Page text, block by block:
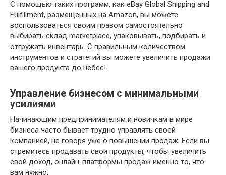
С помощью таких программ, как eBay Global Shipping and
Fulfillment, размещенных на Amazon, вы можете
воспользоваться своим правом самостоятельно
выбирать склад marketplace, упаковывать, подбирать и
отгружать инвентарь. С правильным количеством
инструментов и стратегий вы можете увеличить продажи
вашего продукта до небес!
Управление бизнесом с минимальными
усилиями
Начинающим предпринимателям и новичкам в мире
бизнеса часто бывает трудно управлять своей
компанией, не говоря уже о повышении продаж. Если вы
стремитесь продавать свои продукты, чтобы увеличить
свой доход, онлайн-платформы продаж именно то, что
вам нужно.